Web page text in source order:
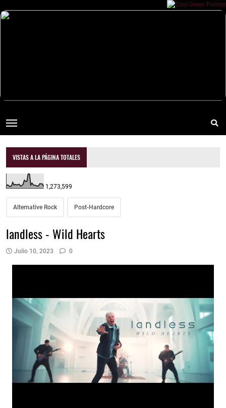
VISTAS A LA PÁGINA TOTALES
1,273,599
Alternative Rock Post-Hardcore
landless - Wild Hearts
Julio 10, 2023 0